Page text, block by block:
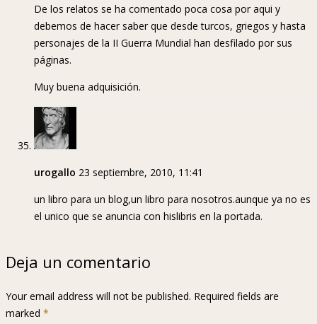
De los relatos se ha comentado poca cosa por aqui y
debemos de hacer saber que desde turcos, griegos y hasta
personajes de la II Guerra Mundial han desfilado por sus
páginas.
Muy buena adquisición.
urogallo 23 septiembre, 2010, 11:41
un libro para un blog,un libro para nosotros.aunque ya no es
el unico que se anuncia con hislibris en la portada.
Deja un comentario
Your email address will not be published. Required fields are
marked *